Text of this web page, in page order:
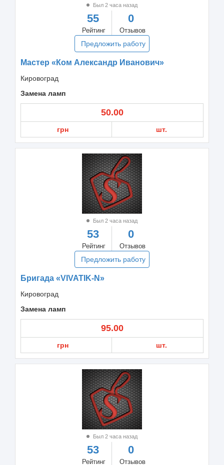
Был 2 часа назад
55
Рейтинг
0
Отзывов
Предложить работу
Мастер «Ком Александр Иванович»
Кировоград
Замена ламп
50.00
грн шт.
Был 2 часа назад
53
Рейтинг
0
Отзывов
Предложить работу
Бригада «VIVATIK-N»
Кировоград
Замена ламп
95.00
грн шт.
Был 2 часа назад
53
Рейтинг
0
Отзывов